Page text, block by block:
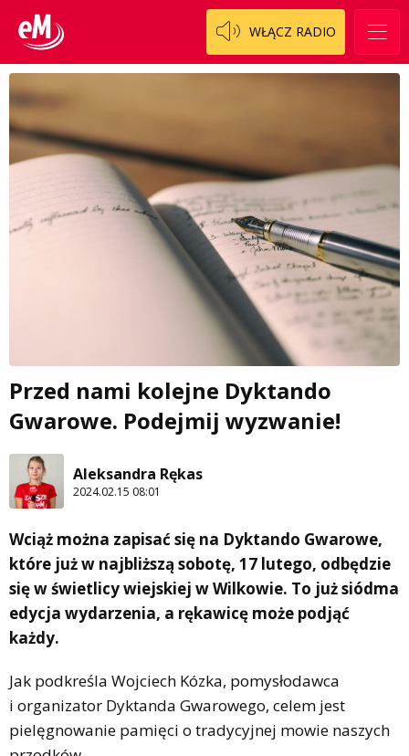
WŁĄCZ RADIO
Przed nami kolejne Dyktando
Gwarowe. Podejmij wyzwanie!
Aleksandra Rękas
2024.02.15 08:01
Wciąż można zapisać się na Dyktando Gwarowe,
które już w najbliższą sobotę, 17 lutego, odbędzie
się w świetlicy wiejskiej w Wilkowie. To już siódma
edycja wydarzenia, a rękawicę może podjąć
każdy.
Jak podkreśla Wojciech Kózka, pomysłodawca
i organizator Dyktanda Gwarowego, celem jest
pielęgnowanie pamięci o tradycyjnej mowie naszych